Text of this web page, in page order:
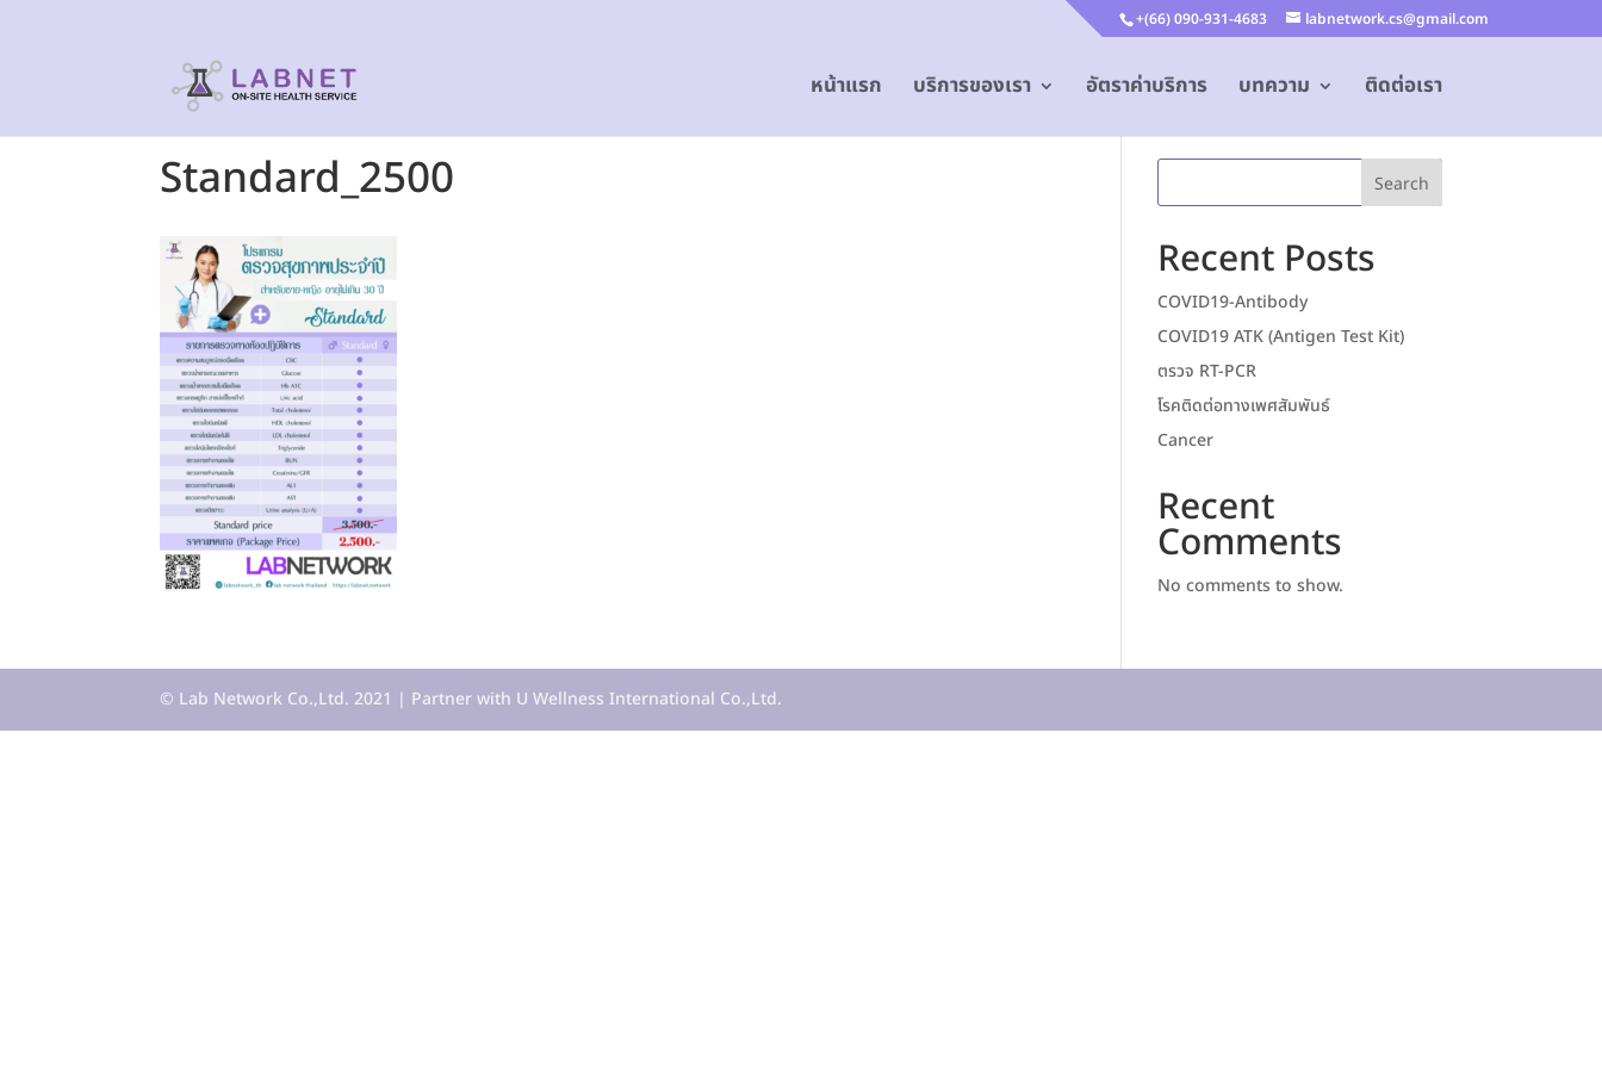
+(66) 090-931-4683 labnetwork.cs@gmail.com
หน้าแรก บริการของเรา อัตราค่าบริการ บทความ ติดต่อเรา
Standard_2500 Search
Recent Posts
COVID19-Antibody
COVID19 ATK (Antigen Test Kit)
ตรวจ RT-PCR
โรคติดต่อทางเพศสัมพันธ์
Cancer
Recent
Comments
No comments to show.
© Lab Network Co.,Ltd. 2021 | Partner with U Wellness International Co.,Ltd.